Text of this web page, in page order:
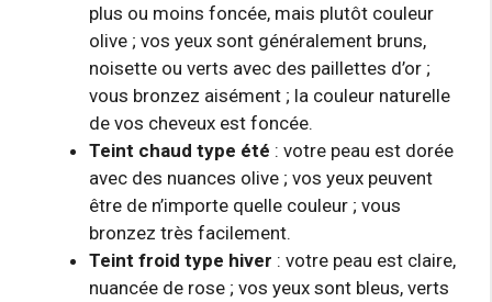
plus ou moins foncée, mais plutôt couleur
olive ; vos yeux sont généralement bruns,
noisette ou verts avec des paillettes d’or ;
vous bronzez aisément ; la couleur naturelle
de vos cheveux est foncée.
Teint chaud type été : votre peau est dorée
avec des nuances olive ; vos yeux peuvent
être de n’importe quelle couleur ; vous
bronzez très facilement.
Teint froid type hiver : votre peau est claire,
nuancée de rose ; vos yeux sont bleus, verts